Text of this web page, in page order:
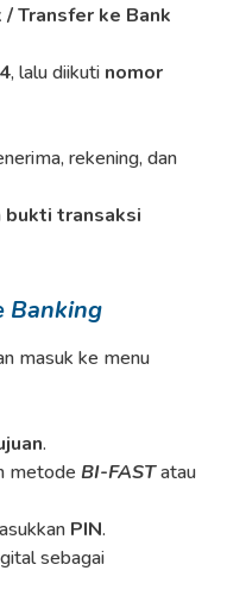
Transfer ke Bank
, lalu diikuti nomor
rekening, dan
bukti transaksi
Banking
masuk ke menu
.
metode BI-FASTatau
PIN.
sebagai